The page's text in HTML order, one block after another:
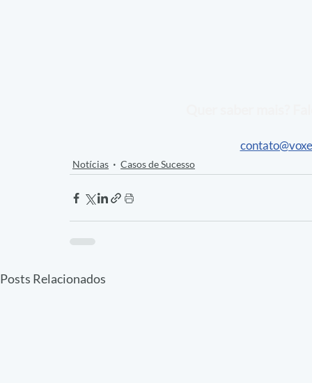
Notícias Casos de Sucesso
Posts Relacionados